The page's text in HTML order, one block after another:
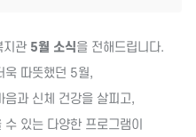
지관 5월 소식을 전해드립니다.
욱 따뜻했던 5월,
음과 신체 건강을 살피고,
있는 다양한 프로그램이